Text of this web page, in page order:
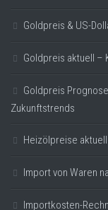
Goldpreis & US-
Goldpreis aktuell –
Goldpreis
Zukunftstrends
Heizölpreise
Import von Waren
Importkosten-